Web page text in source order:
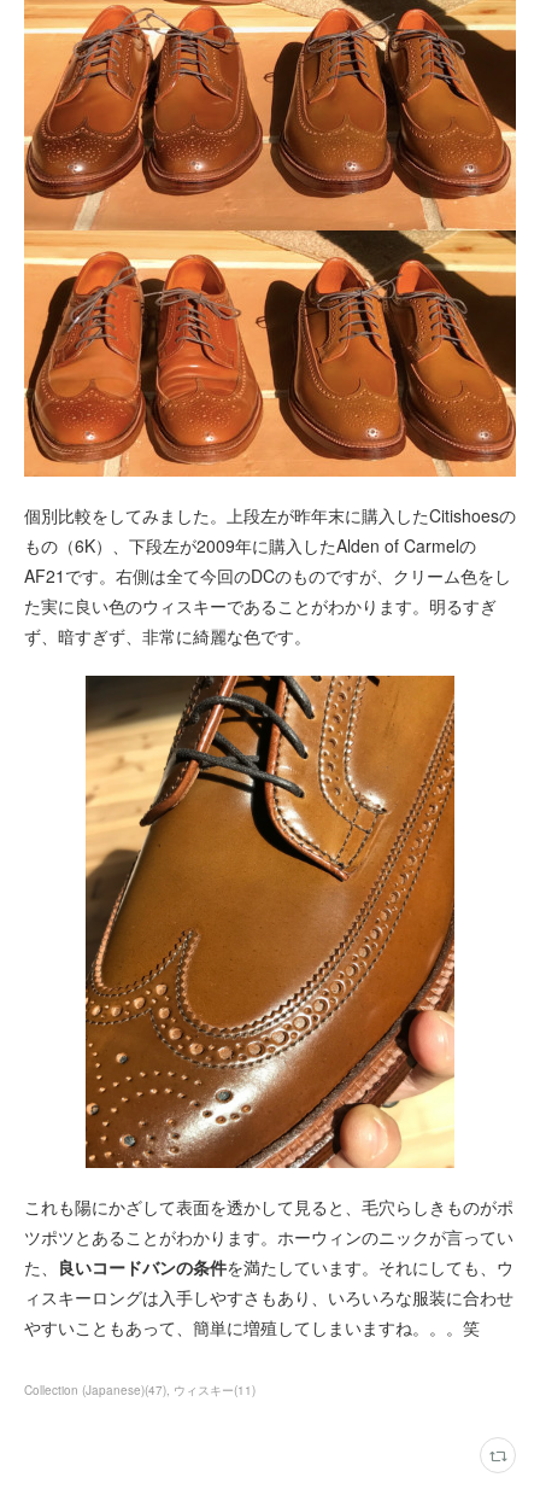
個別比較をしてみました。上段左が昨年末に購入したCitishoesの
もの（6K）、下段左が2009年に購入したAlden of Carmelの
AF21です。右側は全て今回のDCのものですが、クリーム色をし
た実に良い色のウィスキーであることがわかります。明るすぎ
ず、暗すぎず、非常に綺麗な色です。
これも陽にかざして表面を透かして見ると、毛穴らしきものがポ
ツポツとあることがわかります。ホーウィンのニックが言ってい
た、 良いコードバンの条件を満たしています。それにしても、ウ
ィスキーロングは入手しやすさもあり、いろいろな服装に合わせ
やすいこともあって、簡単に増殖してしまいますね。。。笑
Collection (Japanese)(47) ウィスキー(11)